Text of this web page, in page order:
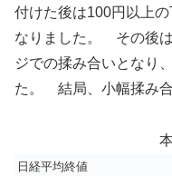
付けた後は100円以上
なりました。 その後
ジでの揉み合いとなり
た。 結局、小幅揉み合
日経平均終値